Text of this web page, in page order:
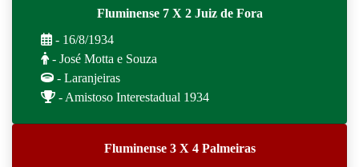
Fluminense 7 X 2 Juiz de Fora
- 16/8/1934
- José Motta e Souza
- Laranjeiras
- Amistoso Interestadual 1934
Fluminense 3 X 4 Palmeiras